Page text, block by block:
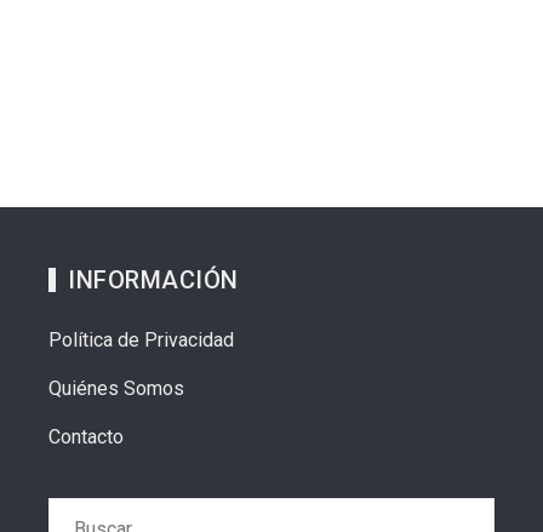
INFORMACIÓN
Política de Privacidad
Quiénes Somos
Contacto